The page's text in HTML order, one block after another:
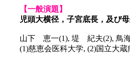
【一般演題】
児頭大横径，子宮底長，及び
山下 恵一(1), 堤 紀夫(2), 鳥
(1)慈恵会医科大学, (2)国立大蔵